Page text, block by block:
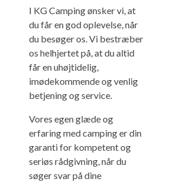
I KG Camping ønsker vi, at
du får en god oplevelse, når
du besøger os. Vi bestræber
os helhjertet på, at du altid
får en uhøjtidelig,
imødekommende og venlig
betjening og service.
Vores egen glæde og
erfaring med camping er din
garanti for kompetent og
seriøs rådgivning, når du
søger svar på dine